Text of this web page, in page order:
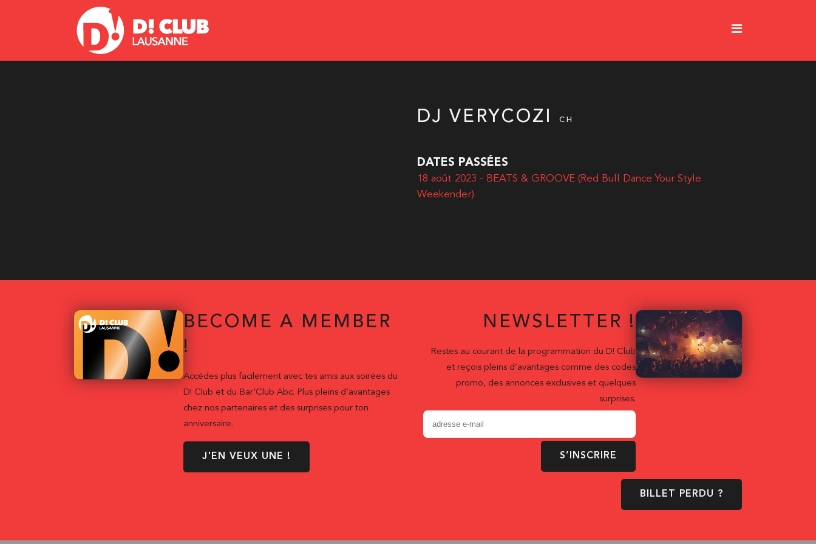
DJ VERYCOZI CH
DATES PASSÉES
18 août 2023 - BEATS & GROOVE (Red Bull Dance Your Style
Weekender)
BECOME A MEMBER
!
Accédes plus facilement avec tes amis aux soirées du
D! Club et du Bar'Club Abc. Plus pleins d’avantages
chez nos partenaires et des surprises pour ton
anniversaire.
J'EN VEUX UNE !
NEWSLETTER !
Restes au courant de la programmation du D! Club
et reçois pleins d’avantages comme des codes
promo, des annonces exclusives et quelques
surprises.
S’INSCRIRE
BILLET PERDU ?